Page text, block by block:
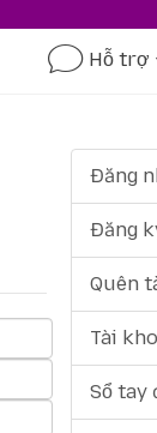
Hỗ trợ
Đăng
Đăng
Quên
Tài
Sổ tay